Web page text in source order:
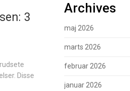
3
Disse
Archives
maj 2026
marts 2026
februar 2026
januar 2026